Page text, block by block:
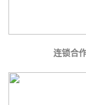
连锁合